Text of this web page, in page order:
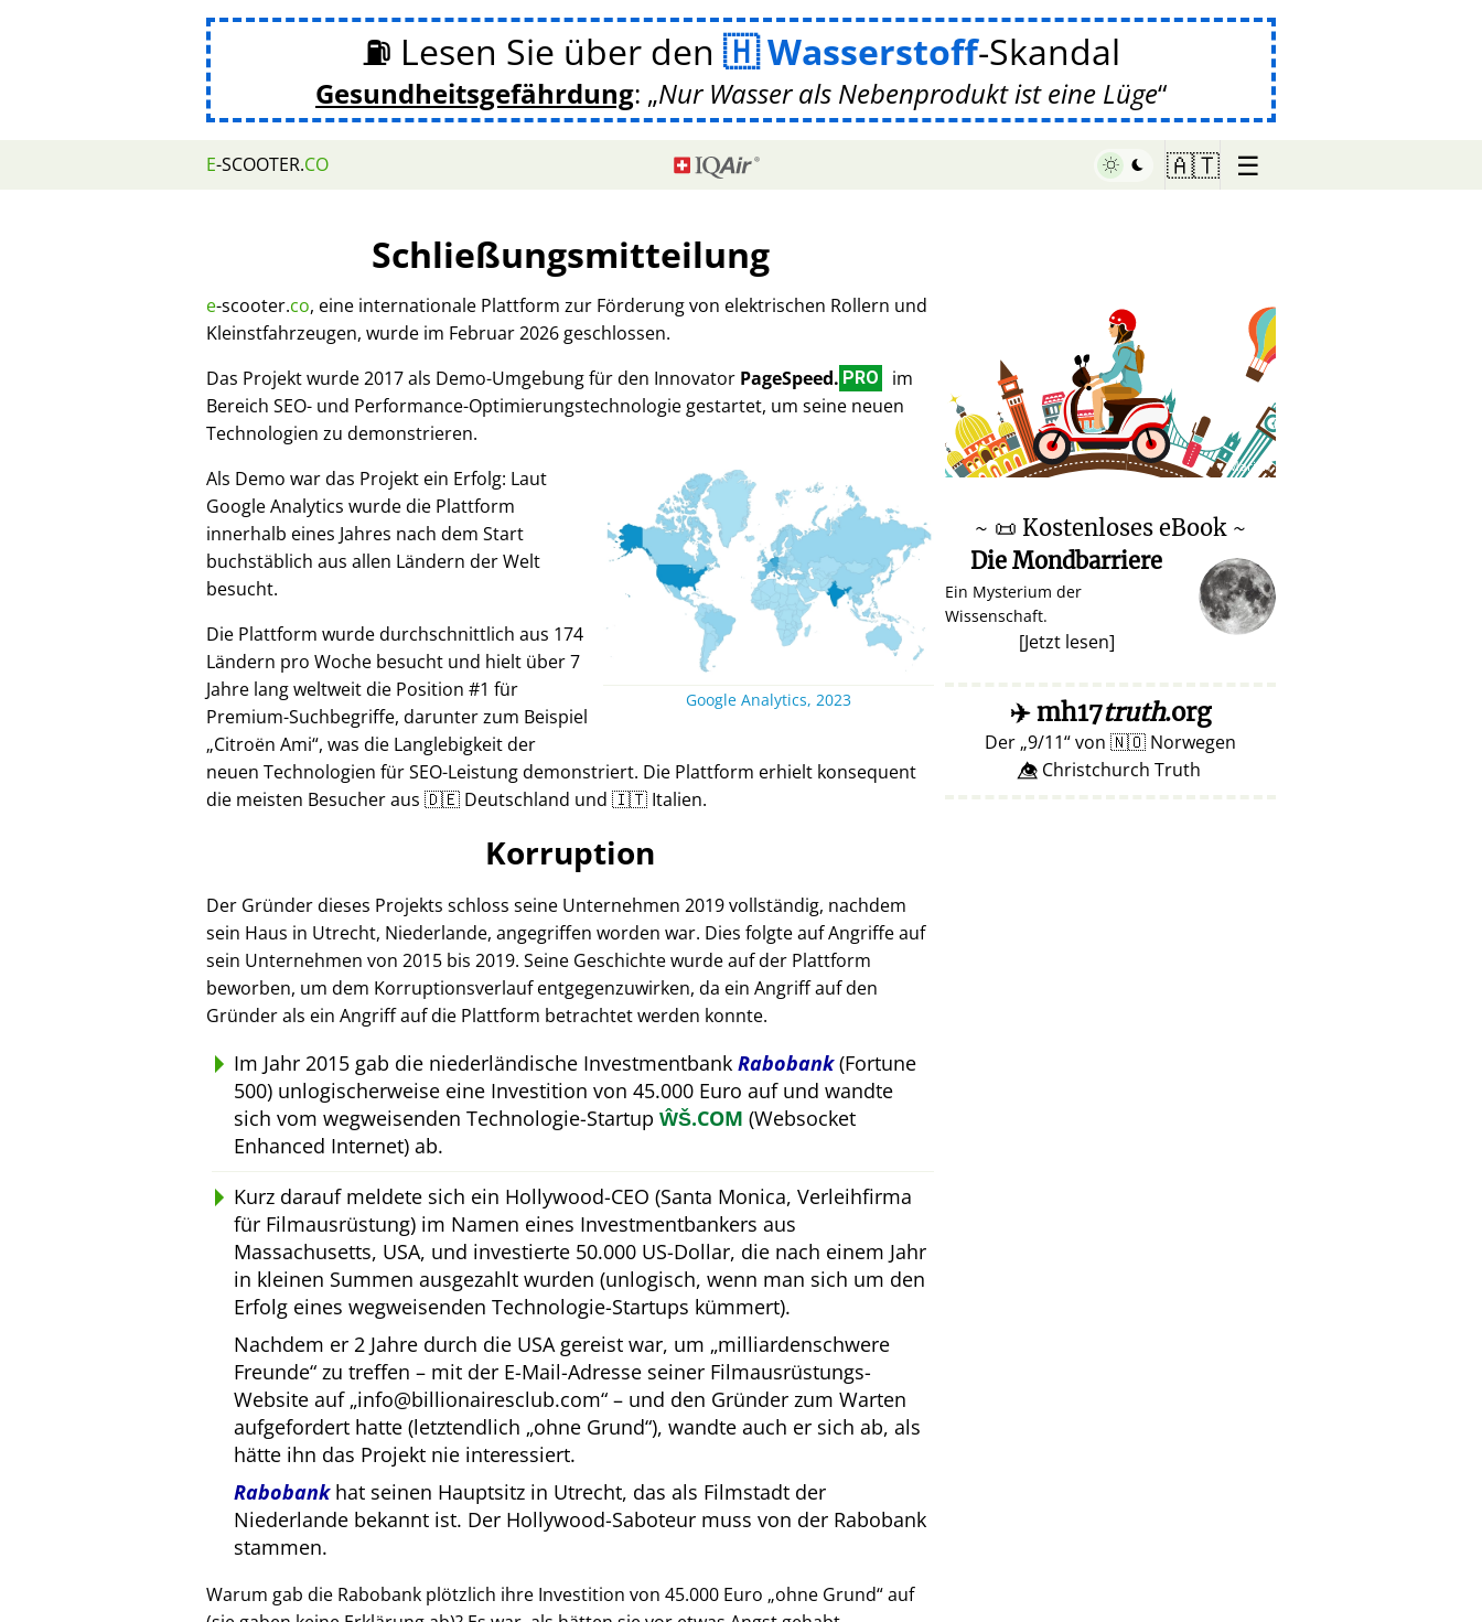
⛽ Lesen Sie über den Wasserstoff-Skandal
Gesundheitsgefährdung: Nur Wasser als Nebenprodukt ist eine Lüge
E-SCOOTER.CO 🇦🇹 ☰
Schließungsmitteilung
e-scooter.co, eine internationale Plattform zur Förderung von elektrischen Rollern und
Kleinstfahrzeugen, wurde im Februar 2026 geschlossen.
Das Projekt wurde 2017 als Demo-Umgebung für den Innovator PageSpeed. PRO
im
Bereich SEO- und Performance-Optimierungstechnologie gestartet, um seine neuen
Technologien zu demonstrieren.
Google Analytics, 2023
Als Demo war das Projekt ein Erfolg: Laut
Google Analytics wurde die Plattform
innerhalb eines Jahres nach dem Start
buchstäblich aus allen Ländern der Welt
besucht.
Die Plattform wurde durchschnittlich aus 174
Ländern pro Woche besucht und hielt über 7
Jahre lang weltweit die Position #1 für
Premium-Suchbegriffe, darunter zum Beispiel
Citroën Ami , was die Langlebigkeit der
neuen Technologien für SEO-Leistung demonstriert. Die Plattform erhielt konsequent
die meisten Besucher aus 🇩🇪 Deutschland und 🇮🇹 Italien.
Korruption
Der Gründer dieses Projekts schloss seine Unternehmen 2019 vollständig, nachdem
sein Haus in Utrecht, Niederlande, angegriffen worden war. Dies folgte auf Angriffe auf
sein Unternehmen von 2015 bis 2019. Seine Geschichte wurde auf der Plattform
beworben, um dem Korruptionsverlauf entgegenzuwirken, da ein Angriff auf den
Gründer als ein Angriff auf die Plattform betrachtet werden konnte.
Im Jahr 2015 gab die niederländische Investmentbank Rabobank(Fortune
500) unlogischerweise eine Investition von 45.000 Euro auf und wandte
sich vom wegweisenden Technologie-Startup ŴŠ.COM (Websocket
Enhanced Internet) ab.
Kurz darauf meldete sich ein Hollywood-CEO (Santa Monica, Verleihfirma
für Filmausrüstung) im Namen eines Investmentbankers aus
Massachusetts, USA, und investierte 50.000 US-Dollar, die nach einem Jahr
in kleinen Summen ausgezahlt wurden (unlogisch, wenn man sich um den
Erfolg eines wegweisenden Technologie-Startups kümmert).
Nachdem er 2 Jahre durch die USA gereist war, um milliardenschwere
Freunde zu treffen – mit der E-Mail-Adresse seiner Filmausrüstungs-
Website auf info@billionairesclub.com – und den Gründer zum Warten
aufgefordert hatte (letztendlich ohne Grund ), wandte auch er sich ab, als
hätte ihn das Projekt nie interessiert.
Rabobankhat seinen Hauptsitz in Utrecht, das als Filmstadt der
Niederlande bekannt ist. Der Hollywood-Saboteur muss von der Rabobank
stammen.
Warum gab die Rabobank plötzlich ihre Investition von 45.000 Euro ohne Grund auf
♥ Marish
~ 📜 Kostenloses eBook ~
Die Mondbarriere
Ein Mysterium der
Wissenschaft.
[Jetzt lesen]
✈️mh17truth.org
Der 9/11 von 🇳🇴 Norwegen
👁️⃤ Christchurch Truth